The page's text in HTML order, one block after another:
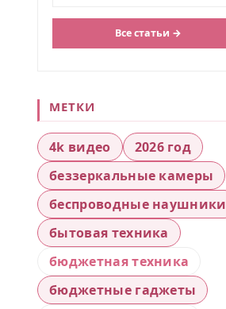
Все статьи →
МЕТКИ
4k видео
2026 год
беззеркальные камеры
беспроводные наушники
бытовая техника
бюджетная техника
бюджетные гаджеты